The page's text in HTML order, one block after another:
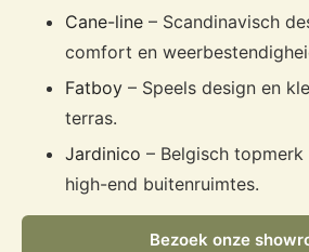
Cane-line – Scandinavisch
comfort en
Fatboy – Speels design en
terras.
Jardinico – Belgisch
high-end buitenruimtes.
Bezoek onze